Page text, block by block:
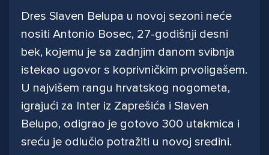
Dres Slaven Belupa u novoj sezoni neće
nositi Antonio Bosec, 27-godišnji desni
bek, kojemu je sa zadnjim danom svibnja
istekao ugovor s koprivničkim prvoligašem.
U najvišem rangu hrvatskog nogometa,
igrajući za Inter iz Zaprešića i Slaven
Belupo, odigrao je gotovo 300 utakmica i
sreću je odlučio potražiti u novoj sredini.